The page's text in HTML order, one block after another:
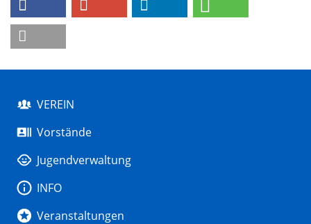
VEREIN
Vorstände
Jugendverwaltung
INFO
Veranstaltungen